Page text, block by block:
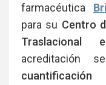
farmacéutica
para su Centro
Traslacional
acreditación